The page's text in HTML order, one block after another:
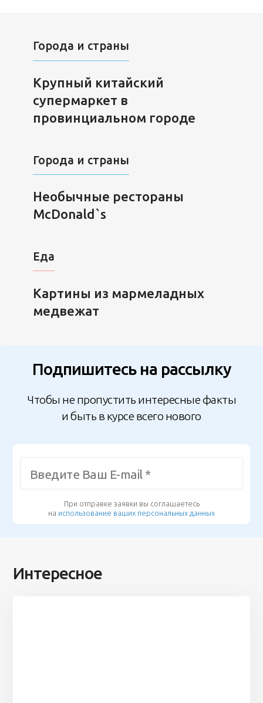
Города и страны
Крупный китайский
супермаркет в
провинциальном городе
Города и страны
Необычные рестораны
McDonald`s
Еда
Картины из мармеладных
медвежат
Подпишитесь на рассылку
Чтобы не пропустить интересные факты
и быть в курсе всего нового
При отправке заявки вы соглашаетесь
на использование ваших персональных данных
Интересное